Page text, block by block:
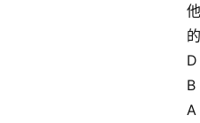
他
的
D
B
A